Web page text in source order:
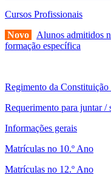
Cursos Profissionais
Novo
Alunos admitidos
formação específica
Regimento da Constituição
Requerimento para juntar /
Informações gerais
Matrículas no 10.º Ano
Matrículas no 12.º Ano